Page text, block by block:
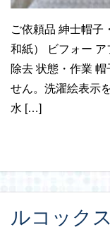
ご依頼品 紳士帽子
和紙） ビフォー
除去 状態・作業
せん。洗濯絵表示
水 […]
ルコック